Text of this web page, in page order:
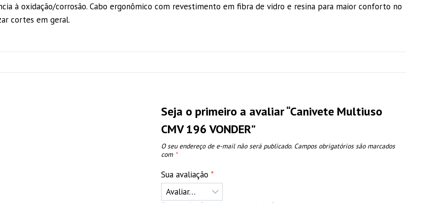
à oxidação/corrosão. Cabo ergonômico com revestimento em fibra de vidro e resina para maior conforto no
cortes em geral.
Seja o primeiro a avaliar “Canivete Multiuso
CMV 196 VONDER”
O seu endereço de e-mail não será publicado. Campos obrigatórios são marcados
com *
Sua avaliação*